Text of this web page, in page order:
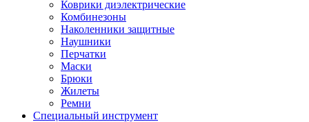
Коврики диэлектрические
Комбинезоны
Наколенники защитные
Наушники
Перчатки
Маски
Брюки
Жилеты
Ремни
Специальный инструмент